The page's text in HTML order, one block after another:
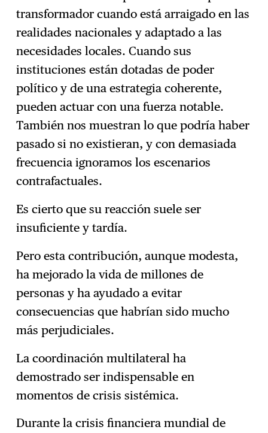
transformador cuando está arraigado en las
realidades nacionales y adaptado a las
necesidades locales. Cuando sus
instituciones están dotadas de poder
político y de una estrategia coherente,
pueden actuar con una fuerza notable.
También nos muestran lo que podría haber
pasado si no existieran, y con demasiada
frecuencia ignoramos los escenarios
contrafactuales.
Es cierto que su reacción suele ser
insuficiente y tardía.
Pero esta contribución, aunque modesta,
ha mejorado la vida de millones de
personas y ha ayudado a evitar
consecuencias que habrían sido mucho
más perjudiciales.
La coordinación multilateral ha
demostrado ser indispensable en
momentos de crisis sistémica.
Durante la crisis financiera mundial de